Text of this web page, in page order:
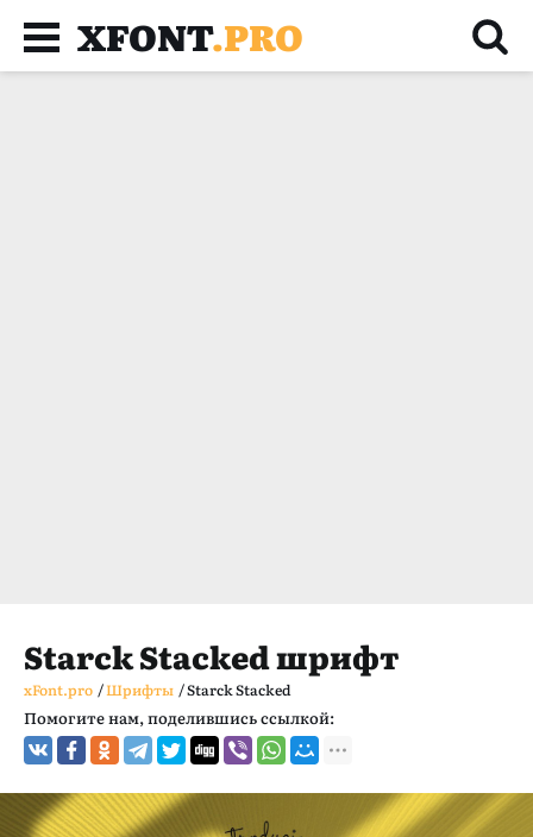
XFONT.PRO
Starck Stacked шрифт
xFont.pro /Шрифты /Starck Stacked
Помогите нам, поделившись ссылкой: